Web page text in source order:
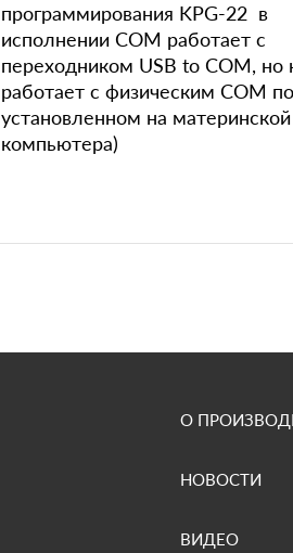
программирования KPG-22 в
исполнении СОМ работает с
переходником USB to COM, но
работает с физическим СОМ
установленном на
компьютера)
О
НОВОСТИ
ВИДЕО